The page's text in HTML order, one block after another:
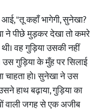
"तू कहाँ भागेगी, सुनेखा?
ने पीछे मुड़कर देखा तो कमरे
वह गुड़िया उसकी नहीं
गुड़िया के मुँह पर सिलाई
चाहता हो। सुनेखा ने उस
हाथ बढ़ाया, गुड़िया का
वाली जगह से एक अजीब